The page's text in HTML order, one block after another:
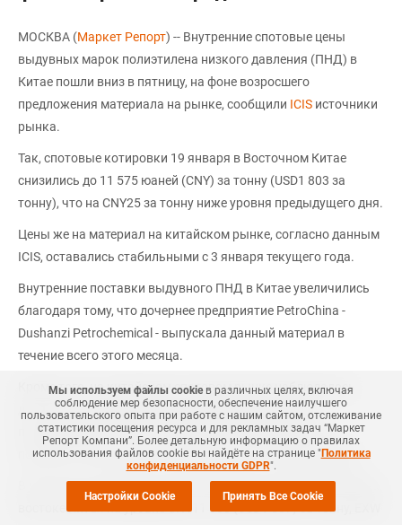
МОСКВА (Маркет Репорт) -- Внутренние спотовые цены
выдувных марок полиэтилена низкого давления (ПНД) в
Китае пошли вниз в пятницу, на фоне возросшего
предложения материала на рынке, сообщили ICIS источники
рынка.
Так, спотовые котировки 19 января в Восточном Китае
снизились до 11 575 юаней (CNY) за тонну (USD1 803 за
тонну), что на CNY25 за тонну ниже уровня предыдущего дня.
Цены же на материал на китайском рынке, согласно данным
ICIS, оставались стабильными с 3 января текущего года.
Внутренние поставки выдувного ПНД в Китае увеличились
благодаря тому, что дочернее предприятие PetroChina -
Dushanzi Petrochemical - выпускала данный материал в
течение всего этого месяца.
Кроме того, на китайском спотовом рынке наблюдалось
достаточное предложение выдувных марок ПНД,
произведенного из угля, вынуждая производителей
понижать свои ценовые котировки, сказал один трейдер.
В частности, PetroChina теперь предлагает выдувной ПНД на
востоке Китая на уровне CNY11 600 (USD1 807) за тонну, EXW
Мы используем файлы cookieв различных целях, включая
соблюдение мер безопасности, обеспечение наилучшего
пользовательского опыта при работе с нашим сайтом, отслеживание
статистики посещения ресурса и для рекламных задач “Маркет
Репорт Компани”. Более детальную информацию о правилах
использования файлов cookie вы найдёте на странице "Политика
конфиденциальности GDPR".
Настройки Cookie Принять Все Cookie